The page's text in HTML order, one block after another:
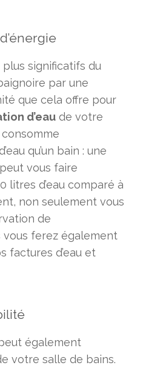
significatifs du
par une
que cela offre pour
d’eau de votre
qu’un bain : une
vous faire
litres d’eau comparé à
non seulement vous
de
vous ferez également
factures d’eau et
également
votre salle de bains.